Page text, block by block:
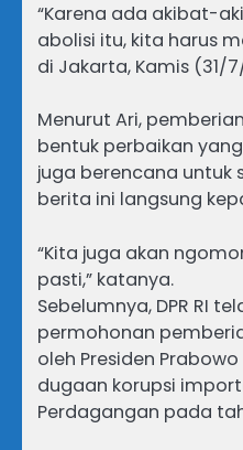
“Karena ada akibat-
abolisi itu, kita harus
di Jakarta, Kamis (31/
Menurut Ari,
bentuk perbaikan
juga berencana untuk
berita ini langsung
“Kita juga akan
pasti,” katanya.
Sebelumnya, DPR RI
permohonan
oleh Presiden
dugaan korupsi
Perdagangan pada